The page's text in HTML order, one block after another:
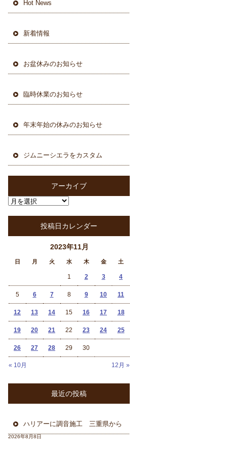
Hot News
新着情報
お盆休みのお知らせ
臨時休業のお知らせ
年末年始の休みのお知らせ
ジムニーシエラをカスタム
アーカイブ
投稿日カレンダー
2023年11月
日 月 火 水 木 金 土
« 10月 12月 »
1 2 3 4
5 6 7 8 9 10 11
12 13 14 15 16 17 18
19 20 21 22 23 24 25
26 27 28 29 30
最近の投稿
ハリアーに調音施工 三重県から
2026年8月8日